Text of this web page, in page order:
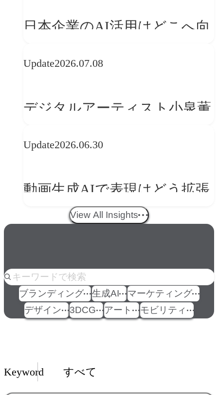
日本企業のAI活用はどこへ向
レンドに見る「人間中心」へ
Update2026.07.08
デジタルアーティスト小泉薫
ークフロー設計と「ノイズと
Update2026.06.30
動画生成AIで表現はどう拡張
する？映像ディレクター橋本
View All Insights
人気のkeyword
ブランディング 生成AI
マーケティング
デザイン
3DCG アート モビリティ
Insights一覧
Keyword すべて